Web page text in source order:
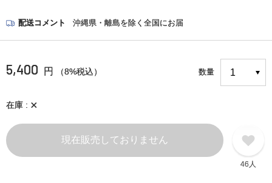
配送コメント 沖縄県・離島を除く全国にお届
5,400 円 （8%税込） 数量
在庫 ×
現在販売しておりません
46人